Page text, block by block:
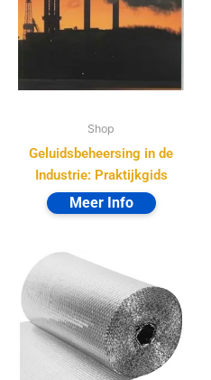
Shop
Geluidsbeheersing in de
Industrie: Praktijkgids